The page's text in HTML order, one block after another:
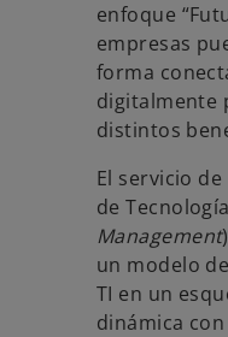
enfoque
empresas
forma
digitalmente
distintos
El servicio
de
Management
un modelo
TI en un
dinámica